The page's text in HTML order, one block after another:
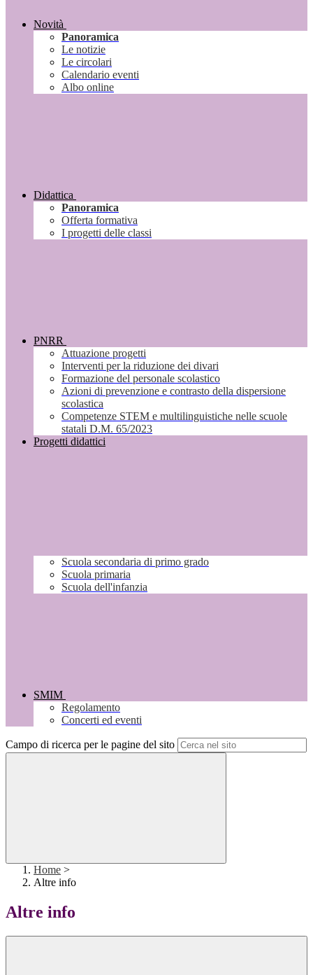
Novità
Panoramica
Le notizie
Le circolari
Calendario eventi
Albo online
Didattica
Panoramica
Offerta formativa
I progetti delle classi
PNRR
Attuazione progetti
Interventi per la riduzione dei divari
Formazione del personale scolastico
Azioni di prevenzione e contrasto della dispersione
scolastica
Competenze STEM e multilinguistiche nelle scuole
statali D.M. 65/2023
Progetti didattici
Scuola secondaria di primo grado
Scuola primaria
Scuola dell'infanzia
SMIM
Regolamento
Concerti ed eventi
Campo di ricerca per le pagine del sito
Home >
Altre info
Altre info